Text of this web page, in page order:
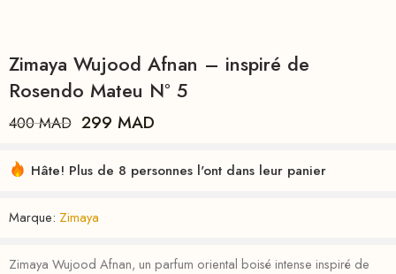
Zimaya Wujood Afnan – inspiré de
Rosendo Mateu Nº 5
400MAD 299 MAD
Hâte! Plus de 8 personnes l'ont dans leur panier
Marque: Zimaya
Zimaya Wujood Afnan, un parfum oriental boisé intense inspiré de